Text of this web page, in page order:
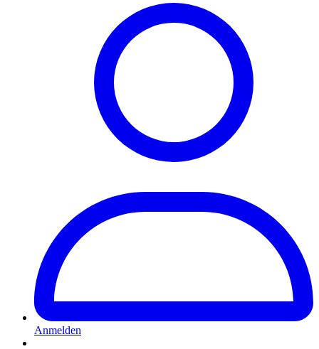
Anmelden